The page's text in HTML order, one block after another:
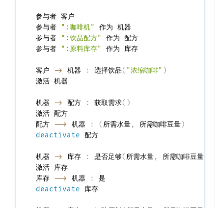
参与者 客户
参与者
":咖啡机"
作为 机器
参与者
":饮品配方"
作为 配方
参与者
":原料库存" 作为 库存
客户 -> 机器 : 选择饮品( "浓缩咖啡" )
激活 机器
机器 -> 配方 : 获取需求( )
激活 配方
配方 --> 机器 : ( 所需水量, 所需咖啡豆量)
deactivate 配方
机器 -> 库存 : 是否足够( 所需水量, 所需咖啡豆量
激活 库存
库存 --> 机器 :
deactivate 库存